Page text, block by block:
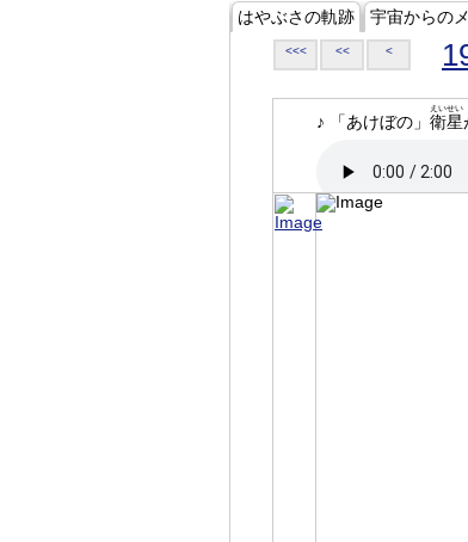
はやぶさの軌跡 宇宙からの
<<< << <
♪ 「あけぼの」 衛星
えいせい